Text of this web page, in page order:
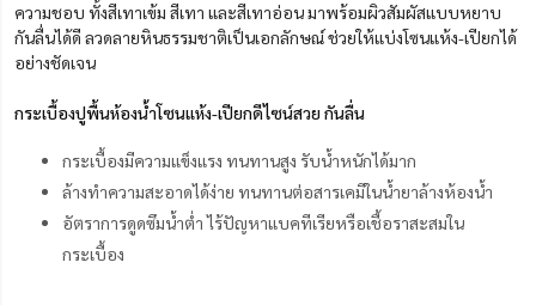
ความชอบ ทั้งสีเทาเข้ม สีเทา และสีเทาอ่อน มาพร้อมผิวสัมผัสแบบหยาบ
กันลื่นได้ดี ลวดลายหินธรรมชาติเป็นเอกลักษณ์ ช่วยให้แบ่งโซนแห้ง-เปียกได้
อย่างชัดเจน
กระเบื้องปูพื้นห้องน้ำโซนแห้ง-เปียกดีไซน์สวย กันลื่น
กระเบื้องมีความแข็งแรง ทนทานสูง รับน้ำหนักได้มาก
ล้างทำความสะอาดได้ง่าย ทนทานต่อสารเคมีในน้ำยาล้างห้องน้ำ
อัตราการดูดซึมน้ำต่ำ ไร้ปัญหาแบคทีเรียหรือเชื้อราสะสมใน
กระเบื้อง